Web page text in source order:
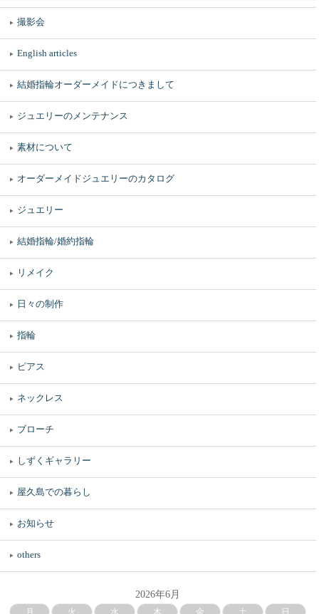
撮影会
English articles
結婚指輪オーダーメイドにつきまして
ジュエリーのメンテナンス
素材について
オーダーメイドジュエリーのカタログ
ジュエリー
結婚指輪/婚約指輪
リメイク
日々の制作
指輪
ピアス
ネックレス
ブローチ
しずくギャラリー
屋久島での暮らし
お知らせ
others
2026年6月